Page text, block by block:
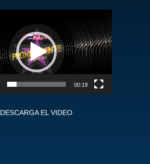
00:19
DESCARGA EL VIDEO